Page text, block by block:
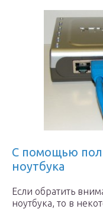
С помощью
ноутбука
Если обратить
ноутбука, то в